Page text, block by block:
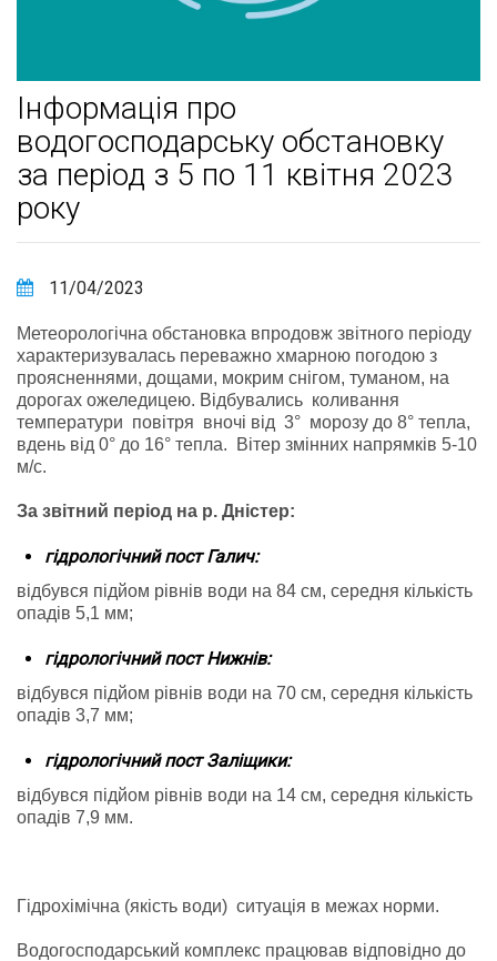
Інформація про
водогосподарську обстановку
за період з 5 по 11 квітня 2023
року
11/04/2023
Метеорологічна обстановка впродовж звітного періоду
характеризувалась переважно хмарною погодою з
проясненнями, дощами, мокрим снігом, туманом, на
дорогах ожеледицею. Відбувались коливання
температури повітря вночі від 3° морозу до 8° тепла,
вдень від 0° до 16° тепла. Вітер змінних напрямків 5-10
м/с.
За звітний період на р. Дністер:
гідрологічний пост Галич:
відбувся підйом рівнів води на 84 см, середня кількість
опадів 5,1 мм;
гідрологічний пост Нижнів:
відбувся підйом рівнів води на 70 см, середня кількість
опадів 3,7 мм;
гідрологічний пост Заліщики:
відбувся підйом рівнів води на 14 см, середня кількість
опадів 7,9 мм.
Гідрохімічна (якість води) ситуація в межах норми.
Водогосподарський комплекс працював відповідно до